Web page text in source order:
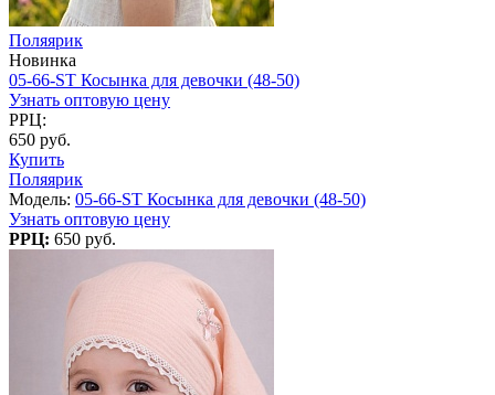
Поляярик
Новинка
05-66-ST Косынка для девочки (48-50)
Узнать оптовую цену
РРЦ:
650 руб.
Купить
Поляярик
Модель: 05-66-ST Косынка для девочки (48-50)
Узнать оптовую цену
РРЦ: 650 руб.